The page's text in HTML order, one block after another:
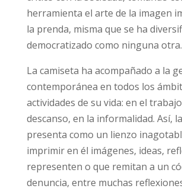
herramienta el arte de la imagen
la prenda, misma que se ha
democratizado como ninguna otra.
La camiseta ha acompañado a la
contemporánea en todos los
actividades de su vida: en el
descanso, en la informalidad. Así,
presenta como un lienzo
imprimir en él imágenes, ideas,
representen o que remitan a un
denuncia, entre muchas